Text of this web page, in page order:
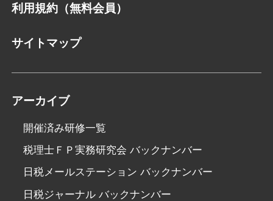
利用規約（無料会員）
サイトマップ
アーカイブ
開催済み研修一覧
税理士ＦＰ実務研究会 バックナンバー
日税メールステーション バックナンバー
日税ジャーナル バックナンバー